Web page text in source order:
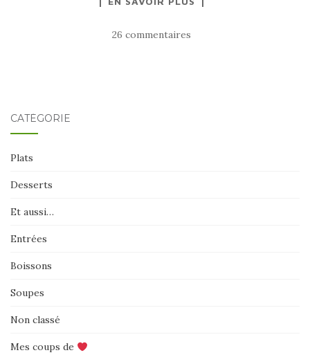
26 commentaires
CATÉGORIE
Plats
Desserts
Et aussi…
Entrées
Boissons
Soupes
Non classé
Mes coups de